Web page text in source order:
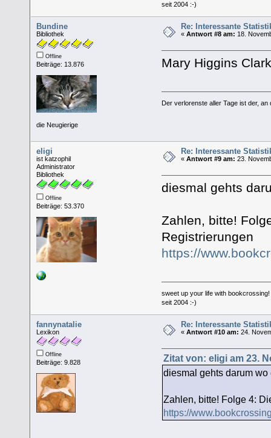
seit 2004 :-)
Bundine
Bibliothek
Offline
Beiträge: 13.876
die Neugierige
Re: Interessante
«Antwort #8 am: 18.
Mary Higgins Clark
Der verlorenste aller Tage ist der,
eligi
ist katzophil
Administrator
Bibliothek
Offline
Beiträge: 53.370
Re: Interessante
«Antwort #9 am: 23.
diesmal gehts
Zahlen, bitte!
Registrierungen
https://
sweet up your life with bookcrossing!
seit 2004 :-)
fannynatalie
Lexikon
Offline
Beiträge: 9.828
Re: Interessante
«Antwort #10 am: 24.
Zitat von: eligi am 23.
diesmal gehts darum
Zahlen, bitte! Folge 4:
https://